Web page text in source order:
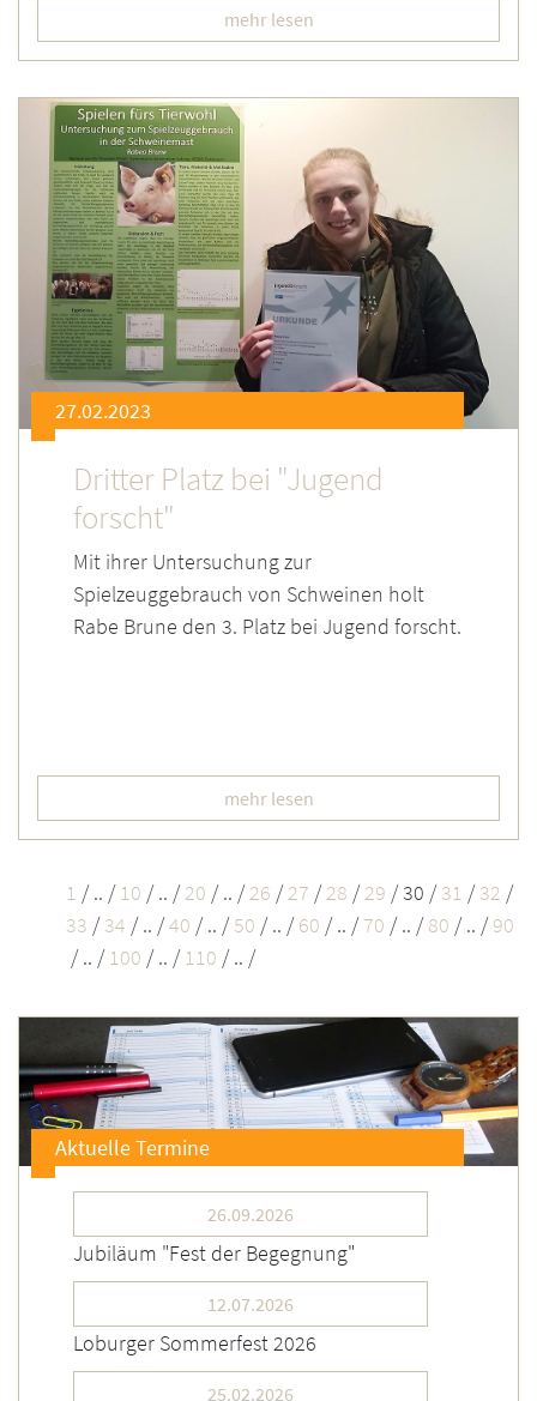
mehr lesen
27.02.2023
Dritter Platz bei "Jugend
forscht"
Mit ihrer Untersuchung zur
Spielzeuggebrauch von Schweinen holt
Rabe Brune den 3. Platz bei Jugend forscht.
mehr lesen
1 /.. /10 /.. /20 /.. /26 /27 /28 /29 /30 /31 /32 /
33 /34 /.. /40 /.. /50 /.. /60 /.. /70 /.. /80 /.. /90
/.. /100 /.. /110 /.. /
Aktuelle Termine
26.09.2026
Jubiläum "Fest der Begegnung"
12.07.2026
Loburger Sommerfest 2026
25.02.2026